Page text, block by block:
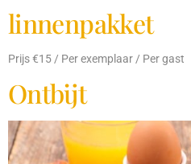
linnenpakket
Prijs €15 / Per exemplaar / Per gast
Ontbijt